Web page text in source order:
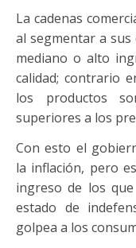
La cadenas
al segmentar a sus
mediano o alto
calidad; contrario
los productos
superiores a los
Con esto el
la inflación, pero
ingreso de los
estado de
golpea a los